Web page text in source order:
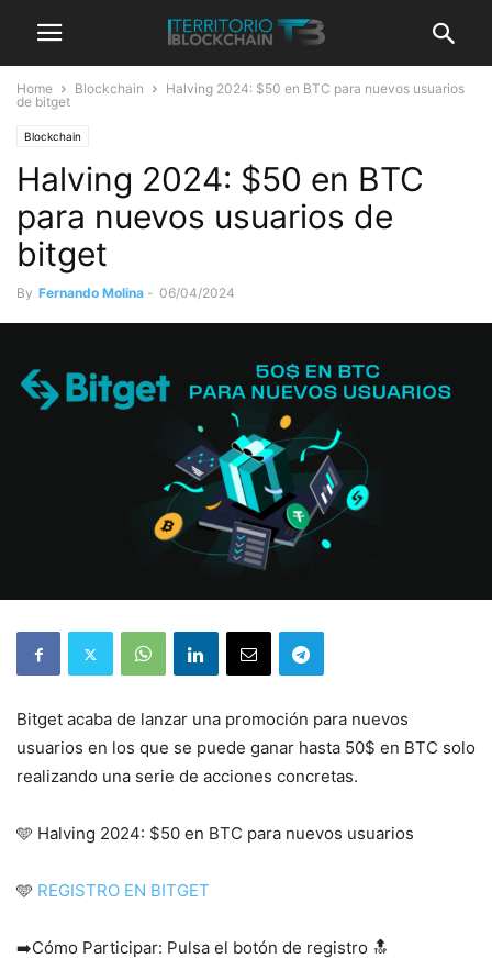
Home Blockchain
Halving 2024: $50 en BTC para nuevos usuarios
de bitget
Blockchain
Halving 2024: $50 en BTC
para nuevos usuarios de
bitget
By Fernando Molina - 06/04/2024
Bitget acaba de lanzar una promoción para nuevos
usuarios en los que se puede ganar hasta 50$ en BTC solo
realizando una serie de acciones concretas.
🩵 Halving 2024: $50 en BTC para nuevos usuarios
🩵 REGISTRO EN BITGET
➡️Cómo Participar: Pulsa el botón de registro 🔝